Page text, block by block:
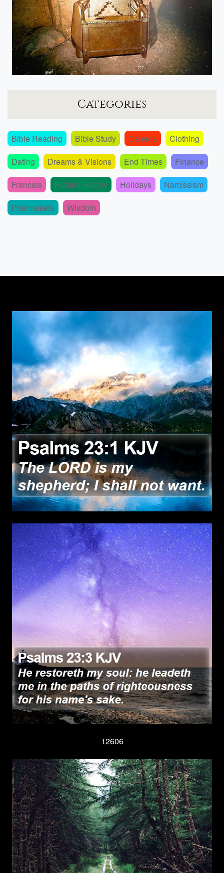
Categories
Bible Reading Bible Study Canada
Clothing
Dating
Dreams & Visions End Times
Finance
Francais
Hidden History Holidays
Narcissism
Pharmakeia
Wisdom
12606